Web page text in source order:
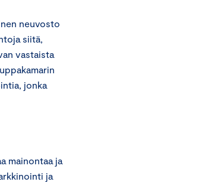
neuvosto
siitä,
vastaista
jonka
mainontaa ja
ja